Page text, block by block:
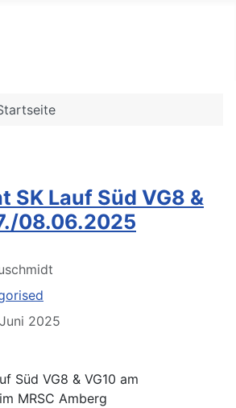
SK Lauf Süd VG8 &
08.06.2025
2025
Süd VG8 & VG10 am
MRSC Amberg